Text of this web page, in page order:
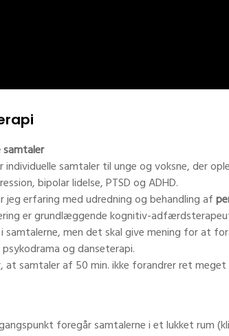
samtaler
individuelle samtaler til unge og voksne, der
bipolar lidelse, PTSD og ADHD.
jeg erfaring med udredning og behandling af
er grundlæggende kognitiv-
samtalerne, men det skal give mening for at
og danseterapi.
at samtaler af 50 min. ikke forandrer ret
foregår samtalerne i et lukket rum